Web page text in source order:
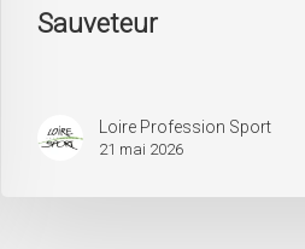
Sauveteur
Loire Profession Sport
21 mai 2026